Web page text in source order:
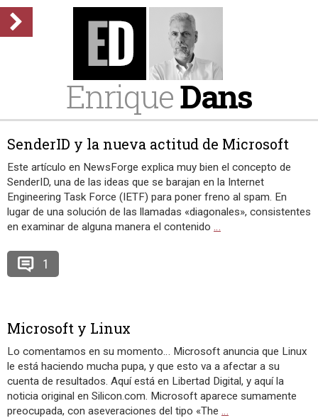
EnriqueDans
SenderID y la nueva actitud de Microsoft
Este artículo en NewsForge explica muy bien el concepto de
SenderID, una de las ideas que se barajan en la Internet
Engineering Task Force (IETF) para poner freno al spam. En
lugar de una solución de las llamadas «diagonales», consistentes
en examinar de alguna manera el contenido …
1
Microsoft y Linux
Lo comentamos en su momento… Microsoft anuncia que Linux
le está haciendo mucha pupa, y que esto va a afectar a su
cuenta de resultados. Aquí está en Libertad Digital, y aquí la
noticia original en Silicon.com. Microsoft aparece sumamente
preocupada, con aseveraciones del tipo «The …